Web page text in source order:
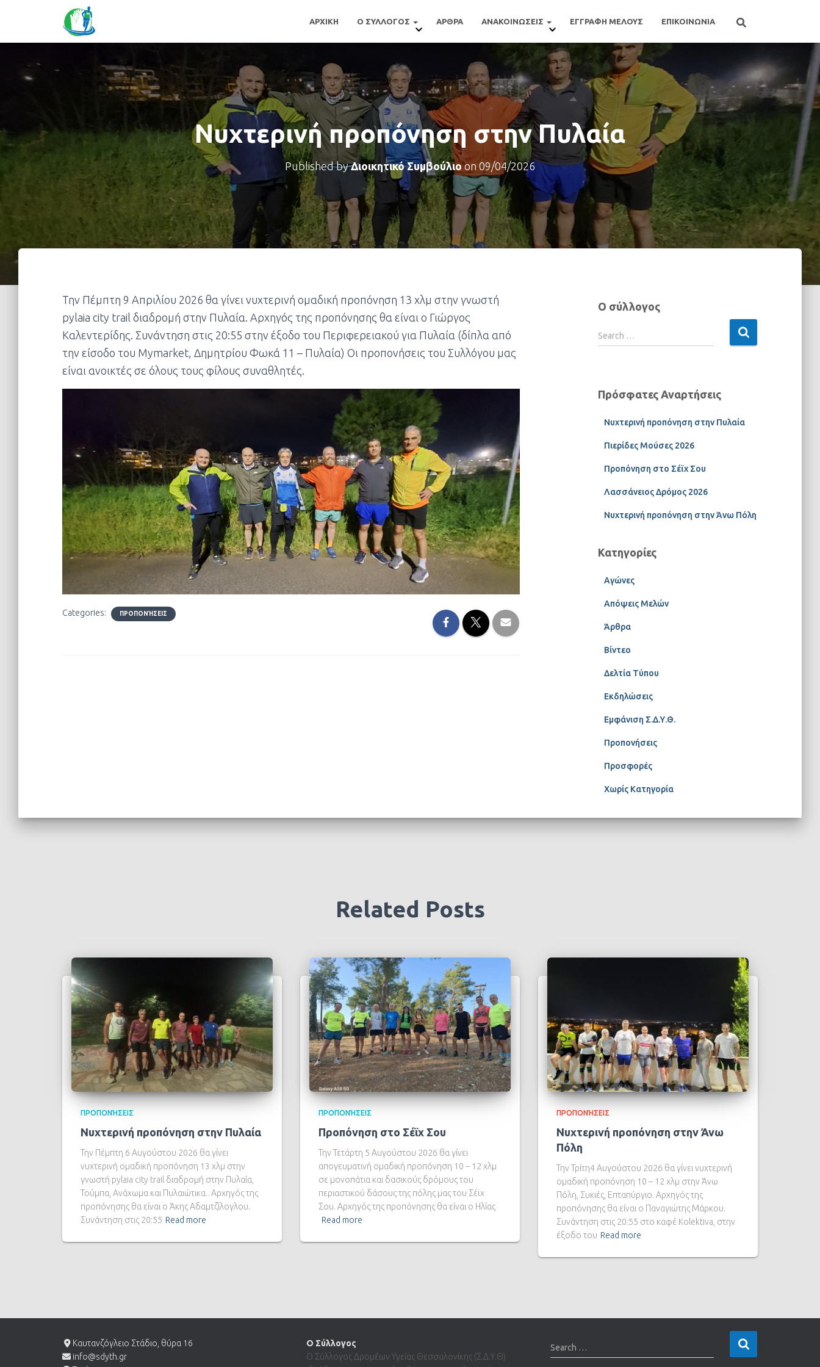
ΑΡΧΙΚΗ Ο ΣΥΛΛΟΓΟΣ ΑΡΘΡΑ ΑΝΑΚΟΙΝΩΣΕΙΣ ΕΓΓΡΑΦΗ ΜΕΛΟΥΣ ΕΠΙΚΟΙΝΩΝΙΑ
Νυχτερινή προπόνηση στην Πυλαία
Published byΔιοικητικό Συμβούλιοon 09/04/2026
Την Πέμπτη 9 Απριλίου 2026 θα γίνει νυχτερινή ομαδική προπόνηση 13 χλμ στην γνωστή
pylaia city trail διαδρομή στην Πυλαία. Αρχηγός της προπόνησης θα είναι ο Γιώργος
Καλεντερίδης. Συνάντηση στις 20:55 στην έξοδο του Περιφερειακού για Πυλαία (δίπλα από
την είσοδο του Mymarket, Δημητρίου Φωκά 11 – Πυλαία) Οι προπονήσεις του Συλλόγου μας
είναι ανοικτές σε όλους τους φίλους συναθλητές.
Categories: ΠΡΟΠΟΝΉΣΕΙΣ
Ο σύλλογος
Search …
Πρόσφατες Αναρτήσεις
Νυχτερινή προπόνηση στην Πυλαία
Πιερίδες Μούσες 2026
Προπόνηση στο Σέϊχ Σου
Λασσάνειος Δρόμος 2026
Νυχτερινή προπόνηση στην Άνω Πόλη
Κατηγορίες
Αγώνες
Απόψεις Μελών
Άρθρα
Βίντεο
Δελτία Τύπου
Εκδηλώσεις
Εμφάνιση Σ.Δ.Υ.Θ.
Προπονήσεις
Προσφορές
Χωρίς Κατηγορία
Related Posts
ΠΡΟΠΟΝΉΣΕΙΣ
Νυχτερινή προπόνηση στην Πυλαία
Την Πέμπτη 6 Αυγούστου 2026 θα γίνει
νυχτερινή ομαδική προπόνηση 13 χλμ στην
γνωστή pylaia city trail διαδρομή στην Πυλαία,
Τούμπα, Ανάχωμα και Πυλαιώτικα.. Αρχηγός της
προπόνησης θα είναι ο Άκης Αδαμτζίλογλου.
Συνάντηση στις 20:55 Read more
ΠΡΟΠΟΝΉΣΕΙΣ
Προπόνηση στο Σέϊχ Σου
Την Τετάρτη 5 Αυγούστου 2026 θα γίνει
απογευματινή ομαδική προπόνηση 10 – 12 χλμ
σε μονοπάτια και δασικούς δρόμους του
περιαστικού δάσους της πόλης μας του Σέϊχ
Σου. Αρχηγός της προπόνησης θα είναι ο Ηλίας
Read more
ΠΡΟΠΟΝΉΣΕΙΣ
Νυχτερινή προπόνηση στην Άνω
Πόλη
Την Τρίτη4 Αυγούστου 2026 θα γίνει νυχτερινή
ομαδική προπόνηση 10 – 12 χλμ στην Άνω
Πόλη, Συκιές, Επταπύργιο. Αρχηγός της
προπόνησης θα είναι ο Παναγιώτης Μάρκου.
Συνάντηση στις 20:55 στο καφέ Kolektiva, στην
έξοδο του Read more
Καυτανζόγλειο Στάδιο, θύρα 16
info@sdyth.gr
Ο Σύλλογος
Ο Σύλλογος Δρομέων Υγείας Θεσσαλονίκης (Σ.Δ.Υ.Θ)
Search …